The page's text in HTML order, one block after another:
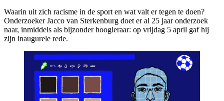
Waarin uit zich racisme in de sport en wat valt er tegen te doen?
Onderzoeker Jacco van Sterkenburg doet er al 25 jaar onderzoek
naar, inmiddels als bijzonder hoogleraar: op vrijdag 5 april gaf hij
zijn inaugurele rede.